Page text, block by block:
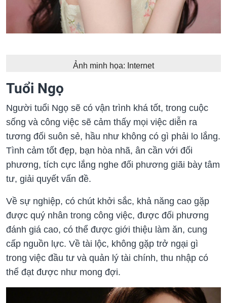
Ảnh minh họa: Internet
Tuổi Ngọ
Người tuổi Ngọ sẽ có vận trình khá tốt, trong cuộc
sống và công việc sẽ cảm thấy mọi việc diễn ra
tương đối suôn sẻ, hầu như không có gì phải lo lắng.
Tình cảm tốt đẹp, bạn hòa nhã, ân cần với đối
phương, tích cực lắng nghe đối phương giãi bày tâm
tư, giải quyết vấn đề.
Về sự nghiệp, có chút khởi sắc, khả năng cao gặp
được quý nhân trong công việc, được đối phương
đánh giá cao, có thể được giới thiệu làm ăn, cung
cấp nguồn lực. Về tài lộc, không gặp trở ngại gì
trong việc đầu tư và quản lý tài chính, thu nhập có
thể đạt được như mong đợi.